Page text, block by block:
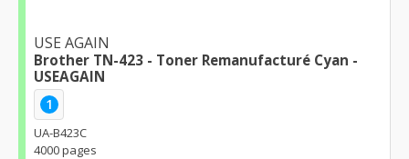
USE AGAIN
Brother TN-423 - Toner Remanufacturé Cyan -
USEAGAIN
1
UA-B423C
4000 pages